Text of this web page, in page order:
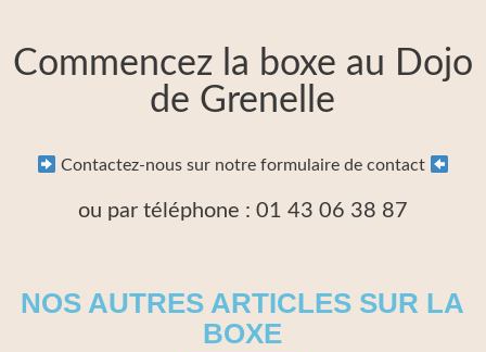
Commencez la boxe au Dojo
de Grenelle
Contactez-nous sur notre formulaire de contact
ou par téléphone : 01 43 06 38 87
NOS AUTRES ARTICLES SUR LA
BOXE